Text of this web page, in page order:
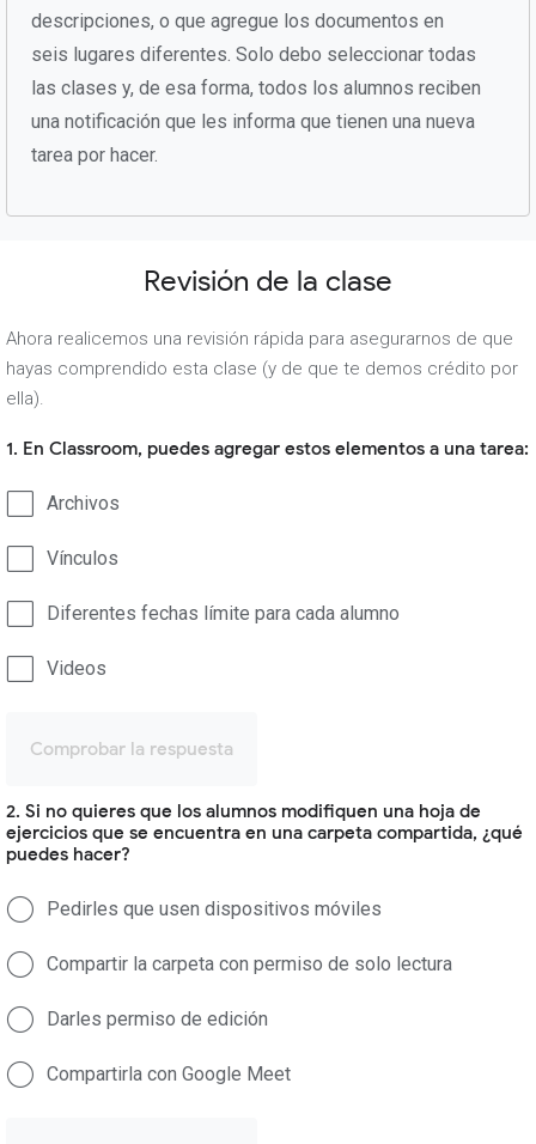
descripciones, o que agregue los documentos en
seis lugares diferentes. Solo debo seleccionar todas
las clases y, de esa forma, todos los alumnos reciben
una notificación que les informa que tienen una nueva
tarea por hacer.
Revisión de la clase
Ahora realicemos una revisión rápida para asegurarnos de que
hayas comprendido esta clase (y de que te demos crédito por
ella).
1. En Classroom, puedes agregar estos elementos a una tarea:
Archivos
Vínculos
Diferentes fechas límite para cada alumno
Videos
Comprobar la respuesta
2. Si no quieres que los alumnos modifiquen una hoja de
ejercicios que se encuentra en una carpeta compartida, ¿qué
puedes hacer?
Pedirles que usen dispositivos móviles
Compartir la carpeta con permiso de solo lectura
Darles permiso de edición
Compartirla con Google Meet